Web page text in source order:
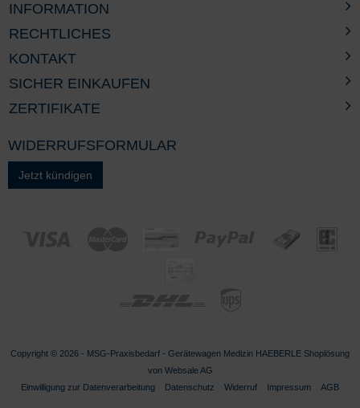
INFORMATION
RECHTLICHES
KONTAKT
SICHER EINKAUFEN
ZERTIFIKATE
WIDERRUFSFORMULAR
Jetzt kündigen
Copyright © 2026 - MSG-Praxisbedarf - Gerätewagen Medizin HAEBERLE Shoplösung
von Websale AG
Einwilligung zur Datenverarbeitung
Datenschutz Widerruf Impressum AGB